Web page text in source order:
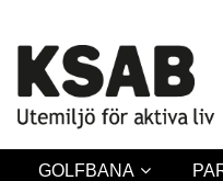
GOLFBANA